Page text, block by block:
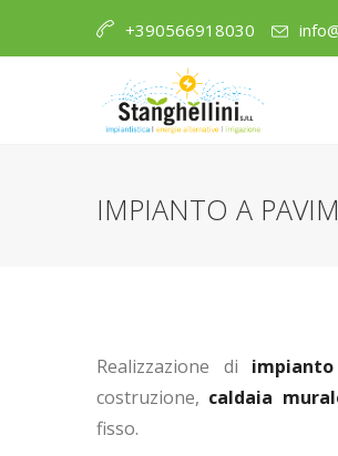
+390566918030
IMPIANTO A
Realizzazione di impianto
costruzione, caldaia
fisso.